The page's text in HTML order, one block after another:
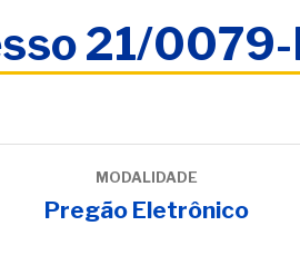
21/0079-
MODALIDADE
Pregão Eletrônico